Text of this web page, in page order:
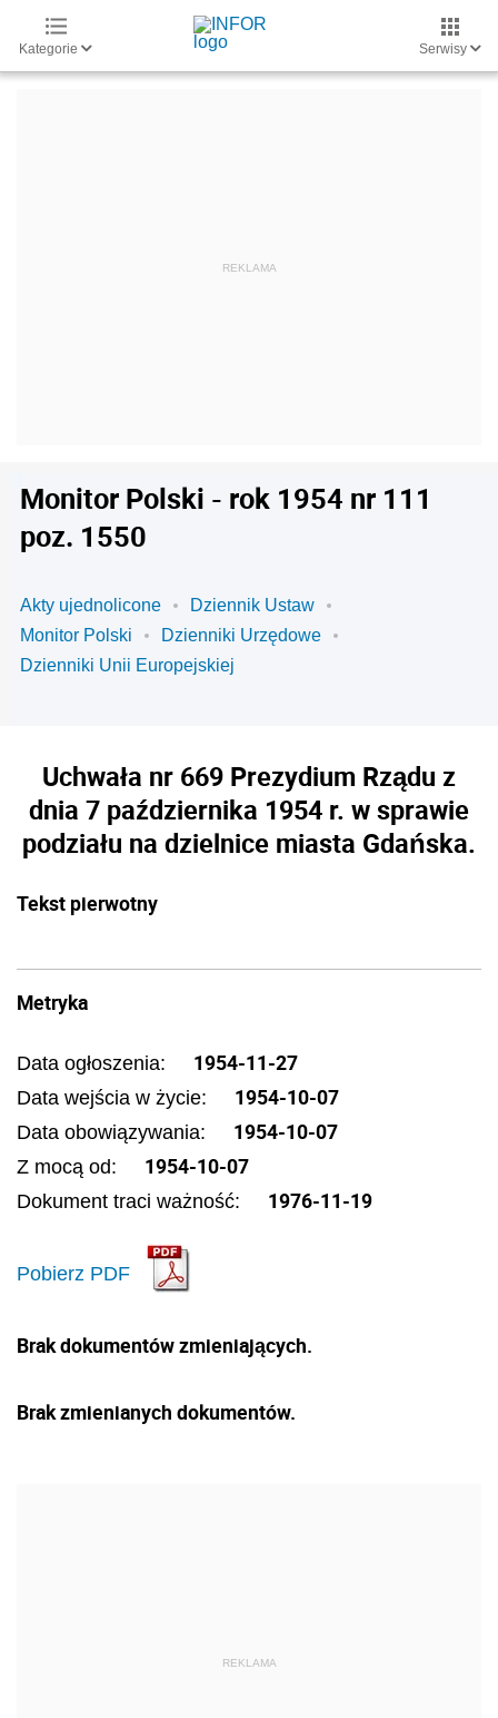
Kategorie Serwisy
Monitor Polski - rok 1954 nr 111
poz. 1550
Akty ujednolicone
Dziennik Ustaw
Monitor Polski
Dzienniki Urzędowe
Dzienniki Unii Europejskiej
Uchwała nr 669 Prezydium Rządu z
dnia 7 października 1954 r. w sprawie
podziału na dzielnice miasta Gdańska.
Tekst pierwotny
Metryka
Data ogłoszenia: 1954-11-27
Data wejścia w życie: 1954-10-07
Data obowiązywania: 1954-10-07
Z mocą od: 1954-10-07
Dokument traci ważność: 1976-11-19
Pobierz PDF
Brak dokumentów zmieniających.
Brak zmienianych dokumentów.